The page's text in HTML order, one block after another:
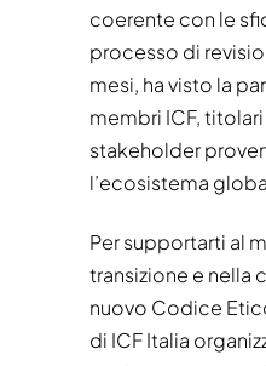
coerente con le
processo di
mesi, ha visto la
membri ICF,
stakeholder
l’ecosistema
Per supportarti al
transizione e nella
nuovo Codice
di ICF Italia